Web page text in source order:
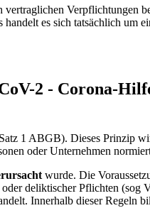
vertraglichen Verpflichtungen
es sich tatsächlich um
2 - Corona-
1 ABGB). Dieses Prinzip
oder Unternehmen
wurde. Die
deliktischer Pflichten (sog
Innerhalb dieser Regeln